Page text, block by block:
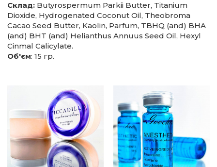
Склад: Butyrospermum Parkii Butter, Titanium
Dioxide, Hydrogenated Coconut Oil, Theobroma
Cacao Seed Butter, Kaolin, Parfum, TBHQ (and) BHA
(and) BHT (and) Helianthus Annuus Seed Oil, Hexyl
Cinmal Саlicylate.
Об'єм: 15 гр.